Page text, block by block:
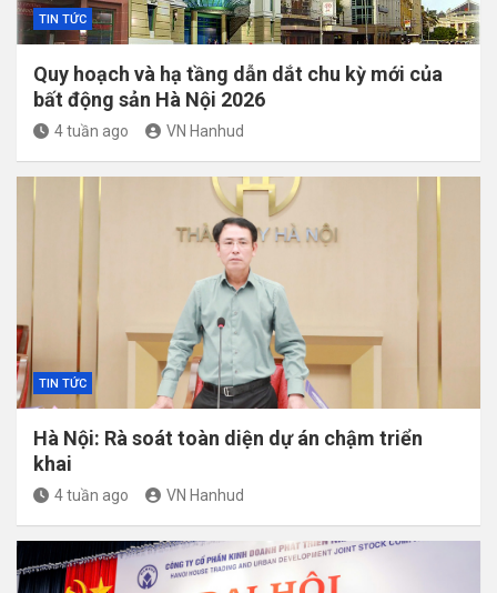
TIN TỨC
Quy hoạch và hạ tầng dẫn dắt chu kỳ mới của
bất động sản Hà Nội 2026
4 tuần ago VN Hanhud
TIN TỨC
Hà Nội: Rà soát toàn diện dự án chậm triển
khai
4 tuần ago VN Hanhud